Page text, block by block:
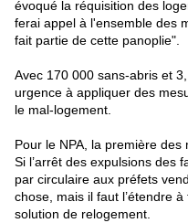
évoqué la réquisition des
ferai appel à l'ensemble des
fait partie de cette panoplie".
Avec 170 000 sans-abris et
urgence à appliquer des
le mal-logement.
Pour le NPA, la première des
Si l’arrêt des expulsions des
par circulaire aux préfets
chose, mais il faut l’étendre
solution de relogement.